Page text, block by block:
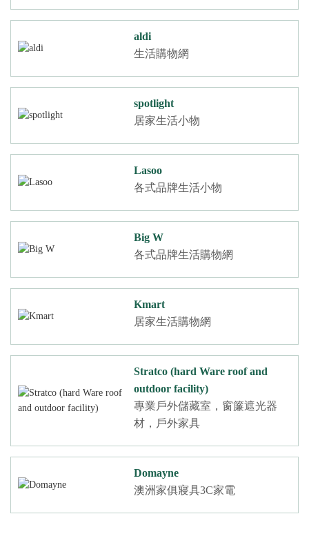
aldi
生活購物網
spotlight
居家生活小物
Lasoo
各式品牌生活小物
Big W
各式品牌生活購物網
Kmart
居家生活購物網
Stratco (hard Ware roof and
outdoor facility)
專業戶外儲藏室，窗簾遮光器
材，戶外家具
Domayne
澳洲家俱寢具3C家電